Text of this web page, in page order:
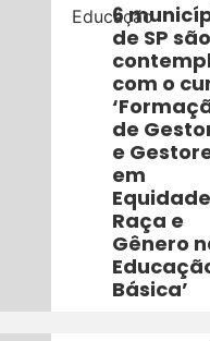
Educação
6
de SP são
com o
de
e
em
Raça e
Gênero
Básica’